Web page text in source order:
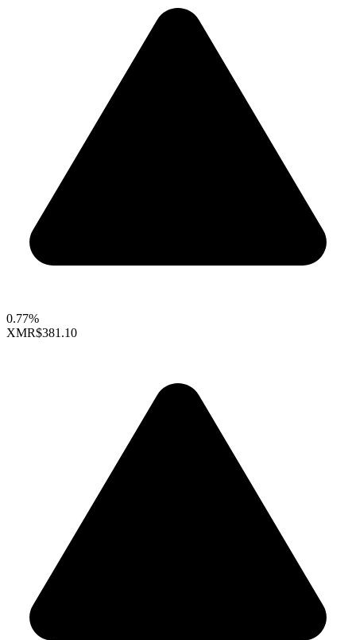
0.77%
XMR$381.10